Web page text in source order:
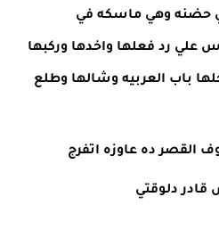
القصر ده عاوزه اتفرج
دلوقتي